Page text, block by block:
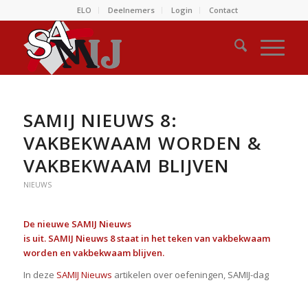
ELO Deelnemers Login Contact
SAMIJ NIEUWS 8:
VAKBEKWAAM WORDEN &
VAKBEKWAAM BLIJVEN
NIEUWS
De nieuwe SAMIJ Nieuws
is uit. SAMIJ Nieuws 8 staat in het teken van vakbekwaam
worden en vakbekwaam blijven.
In deze SAMIJ Nieuws artikelen over oefeningen, SAMIJ-dag